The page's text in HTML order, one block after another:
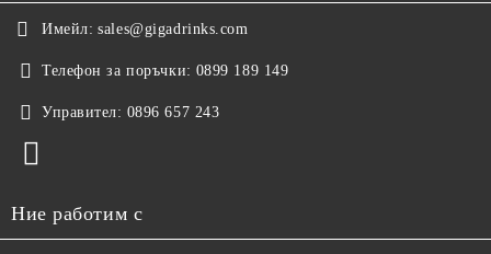
Имейл: sales@gigadrinks.com
Телефон за поръчки: 0899 189 149
Управител: 0896 657 243
Ние работим с